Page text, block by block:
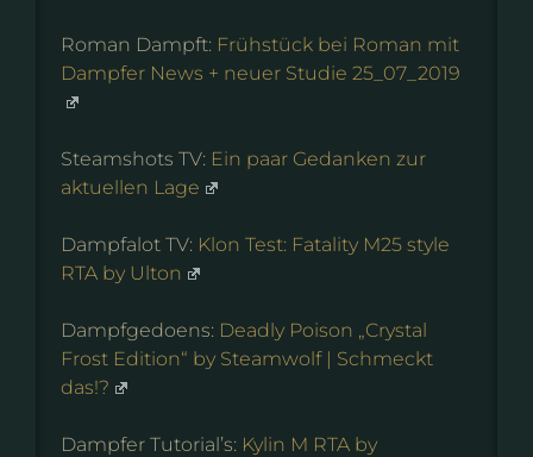
Roman Dampft: Frühstück bei Roman mit
Dampfer News + neuer Studie 25_07_2019
Steamshots TV: Ein paar Gedanken zur
aktuellen Lage
Dampfalot TV: Klon Test: Fatality M25 style
RTA by Ulton
Dampfgedoens: Deadly Poison „Crystal
Frost Edition“ by Steamwolf | Schmeckt
das!?
Dampfer Tutorial’s: Kylin M RTA by